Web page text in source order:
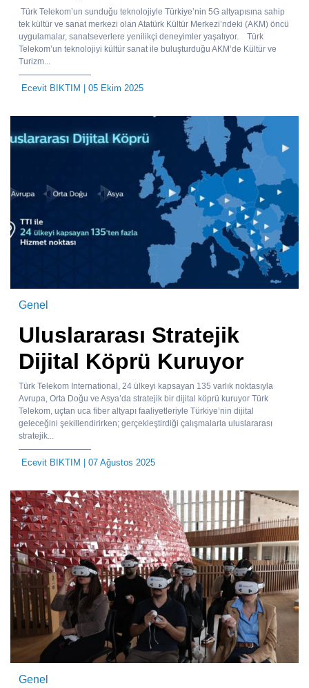
Türk Telekom’un sunduğu teknolojiyle Türkiye’nin 5G altyapısına sahip
tek kültür ve sanat merkezi olan Atatürk Kültür Merkezi’ndeki (AKM) öncü
uygulamalar, sanatseverlere yenilikçi deneyimler yaşatıyor. Türk
Telekom’un teknolojiyi kültür sanat ile buluşturduğu AKM’de Kültür ve
Turizm...
Ecevit BIKTIM | 05 Ekim 2025
Genel
Uluslararası Stratejik
Dijital Köprü Kuruyor
Türk Telekom International, 24 ülkeyi kapsayan 135 varlık noktasıyla
Avrupa, Orta Doğu ve Asya’da stratejik bir dijital köprü kuruyor Türk
Telekom, uçtan uca fiber altyapı faaliyetleriyle Türkiye’nin dijital
geleceğini şekillendirirken; gerçekleştirdiği çalışmalarla uluslararası
stratejik...
Ecevit BIKTIM | 07 Ağustos 2025
Genel